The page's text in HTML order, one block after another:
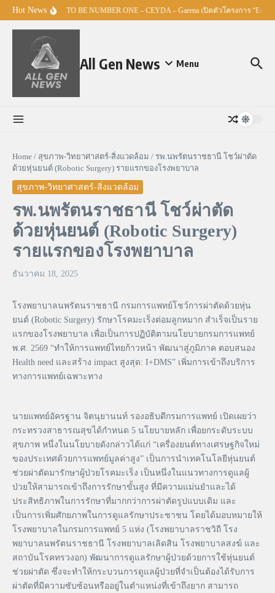
Skip to content
Hot Newsศธ. – TO BE NUMBER ONE – CEYDA – Garena เปิดตัวโครงการ
All Gen News Menu
Home / สุขภาพ-วิทยาศาสตร์-สิ่งแวดล้อม / รพ.นพรัตนราชธานี โชว์ผ่าตัด
ด้วยหุ่นยนต์ (Robotic Surgery) รายแรกของโรงพยาบาล
สุขภาพ-วิทยาศาสตร์-สิ่งแวดล้อม
รพ.นพรัตนราชธานี โชว์ผ่าตัด
ด้วยหุ่นยนต์ (Robotic Surgery)
รายแรกของโรงพยาบาล
ธันวาคม 18, 2025
โรงพยาบาลนพรัตนราชธานี กรมการแพทย์โชว์การผ่าตัดด้วยหุ่น
ยนต์ (Robotic Surgery) รักษาโรคมะเร็งต่อมลูกหมาก สำเร็จเป็นราย
แรกของโรงพยาบาล เพื่อเป็นการปฏิบัติตามนโยบายกรมการแพทย์
พ.ศ. 2569 “ทำให้การแพทย์ไทยก้าวหน้า พัฒนาสู่ภูมิภาค ตอบสนอง
Health need และสร้าง impact สูงสุด: I+DMS” เพิ่มการเข้าถึงบริการ
ทางการแพทย์เฉพาะทาง
นายแพทย์อัครฐาน จิตนุยานนท์ รองอธิบดีกรมการแพทย์ เปิดเผยว่า
กระทรวงสาธารณสุขได้กำหนด 5 นโยบายหลัก เพื่อยกระดับระบบ
สุขภาพ หนึ่งในนโยบายดังกล่าวได้แก่ “เครื่องยนต์ทางเศรษฐกิจใหม่
ของประเทศด้วยการแพทย์มูลค่าสูง” เป็นการนำเทคโนโลยีหุ่นยนต์
ช่วยผ่าตัดมารักษาผู้ป่วยโรคมะเร็ง เป็นหนึ่งในแนวทางการดูแลผู้
ป่วยให้สามารถเข้าถึงการรักษาขั้นสูง ที่มีความแม่นยำและได้
ประสิทธิภาพในการรักษาที่มากกว่าการผ่าตัดรูปแบบเดิม และ
เป็นการเพิ่มศักยภาพในการดูแลรักษาประชาชน โดยได้มอบหมายให้
โรงพยาบาลในกรมการแพทย์ 5 แห่ง (โรงพยาบาลราชวิถี โรง
พยาบาลนพรัตนราชธานี โรงพยาบาลเลิดสิน โรงพยาบาลสงฆ์ และ
สถาบันโรคทรวงอก) พัฒนาการดูแลรักษาผู้ป่วยด้วยการใช้หุ่นยนต์
ช่วยผ่าตัด ซึ่งจะทำให้กระบวนการดูแลผู้ป่วยที่จำเป็นต้องได้รับการ
ผ่าตัดที่มีความซับซ้อนหรืออยู่ในตำแหน่งที่เข้าถึงยาก สามารถ